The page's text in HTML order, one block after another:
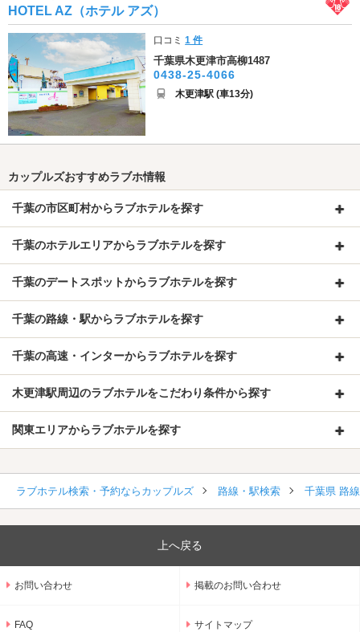
HOTEL AZ（ホテル アズ）
口コミ1 件
千葉県木更津市高柳1487
0438-25-4066
木更津駅 (車13分)
カップルズおすすめラブホ情報
千葉の市区町村からラブホテルを探す
千葉のホテルエリアからラブホテルを探す
千葉のデートスポットからラブホテルを探す
千葉の路線・駅からラブホテルを探す
千葉の高速・インターからラブホテルを探す
木更津駅周辺のラブホテルをこだわり条件から探す
関東エリアからラブホテルを探す
ラブホテル検索・予約ならカップルズ 路線・駅検索 千葉県 路
上へ戻る
お問い合わせ 掲載のお問い合わせ
FAQ サイトマップ